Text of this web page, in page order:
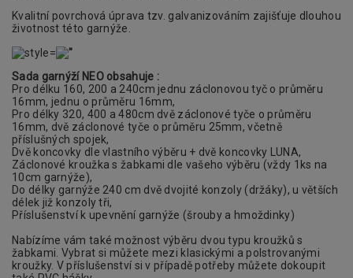
Kvalitní povrchová úprava tzv. galvanizováním zajišťuje dlouhou
životnost této garnýže.
Sada garnýží NEO obsahuje :
Pro délku 160, 200 a 240cm jednu záclonovou tyč o průměru
16mm, jednu o průměru 16mm,
Pro délky 320, 400 a 480cm dvě záclonové tyče o průměru
16mm, dvě záclonové tyče o průměru 25mm, včetně
příslušných spojek,
Dvě koncovky dle vlastního výběru + dvě koncovky LUNA,
Záclonové kroužka s žabkami dle vašeho výběru (vždy 1ks na
10cm garnýže),
Do délky garnýže 240 cm dvě dvojité konzoly (držáky), u větších
délek již konzoly tři,
Příslušenství k upevnění garnýže (šrouby a hmoždinky)
Nabízíme vám také možnost výběru dvou typu kroužků s
žabkami. Vybrat si můžete mezi klasickými a polstrovanými
kroužky. V příslušenství si v případě potřeby můžete dokoupit